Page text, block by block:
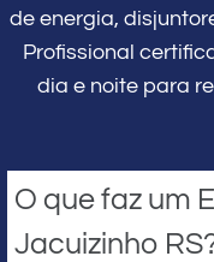
de energia,
Profissional
dia e noite para
O que faz um
Jacuizinho